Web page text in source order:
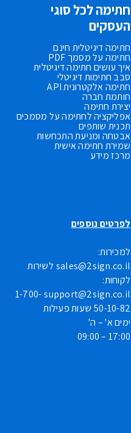
חתימה לכל סוגי
העסקים
חתימה דיגיטלית חינם
חתימה על מסמך PDF
איך עושים חתימה דיגיטלית
סבב חתימות דיגיטלי
חתימה אלקטרונית API
חותמת חברה
יצירת חתימה
אפליקציה לחתימה על מסמכים
תכנית שותפים
אבטחה ומניעת התכחשות
שמירת חתימה אישית
מרכז מידע
לפרטים נוספים
למכירות:
sales@2sign.co.il לשירות
לקוחות:
support@2sign.co.il
1-700-
50-10-82 שעות פעילות
ימים א' – ה'
17:00 – 09:00